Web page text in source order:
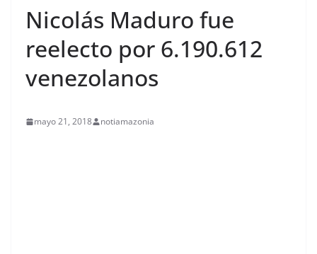
Nicolás Maduro fue
reelecto por 6.190.612
venezolanos
mayo 21, 2018 notiamazonia